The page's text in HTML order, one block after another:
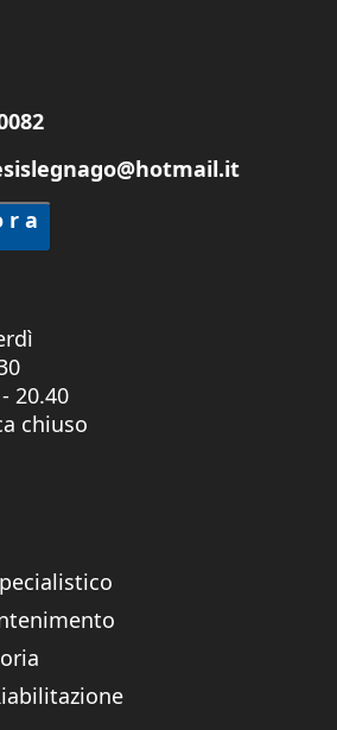
20.40
chiuso